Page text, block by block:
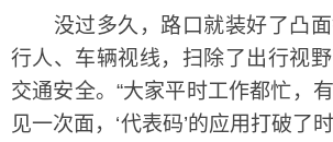
没过多久，路口就装好了凸面
行人、车辆视线，扫除了出行视
交通安全。“大家平时工作都忙，
见一次面，‘代表码’的应用打破了